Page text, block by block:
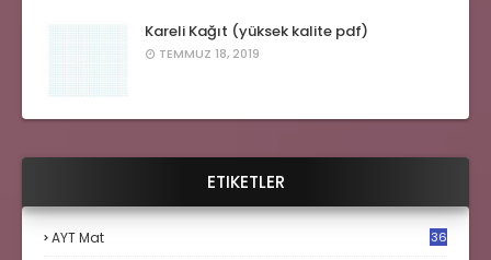
Kareli Kağıt (yüksek kalite pdf)
TEMMUZ 18, 2019
ETIKETLER
AYT Mat 36